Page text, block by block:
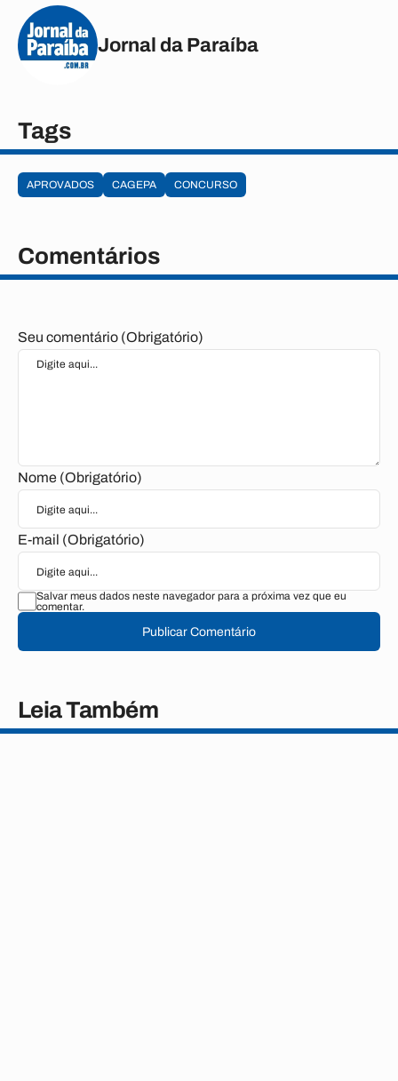
Jornal da Paraíba
Tags
APROVADOS CAGEPA CONCURSO
Comentários
Seu comentário (Obrigatório)
Nome (Obrigatório)
E-mail (Obrigatório)
Salvar meus dados neste navegador para a próxima vez que eu
comentar.
Publicar Comentário
Leia Também